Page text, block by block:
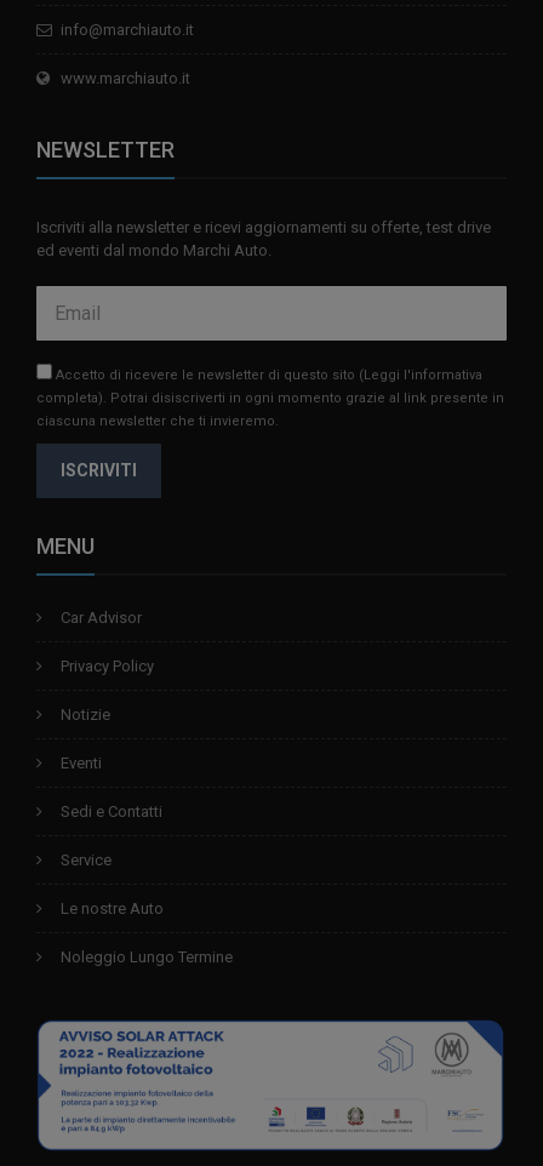
info@marchiauto.it
www.marchiauto.it
NEWSLETTER
Iscriviti alla newsletter e ricevi aggiornamenti su offerte, test drive
ed eventi dal mondo Marchi Auto.
Accetto di ricevere le newsletter di questo sito (Leggi l'informativa
completa). Potrai disiscriverti in ogni momento grazie al link presente in
ciascuna newsletter che ti invieremo.
ISCRIVITI
MENU
Car Advisor
Privacy Policy
Notizie
Eventi
Sedi e Contatti
Service
Le nostre Auto
Noleggio Lungo Termine